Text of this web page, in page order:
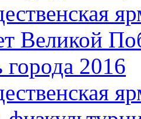
Великой
города 2016